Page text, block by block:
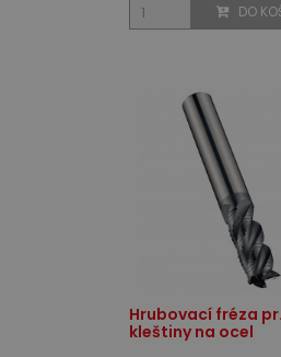
DO
Hrubovací fréza
kleštiny na ocel